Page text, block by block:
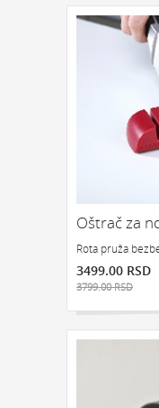
Oštrač za
Rota pruža
3499.00 RSD
3799.00 RSD